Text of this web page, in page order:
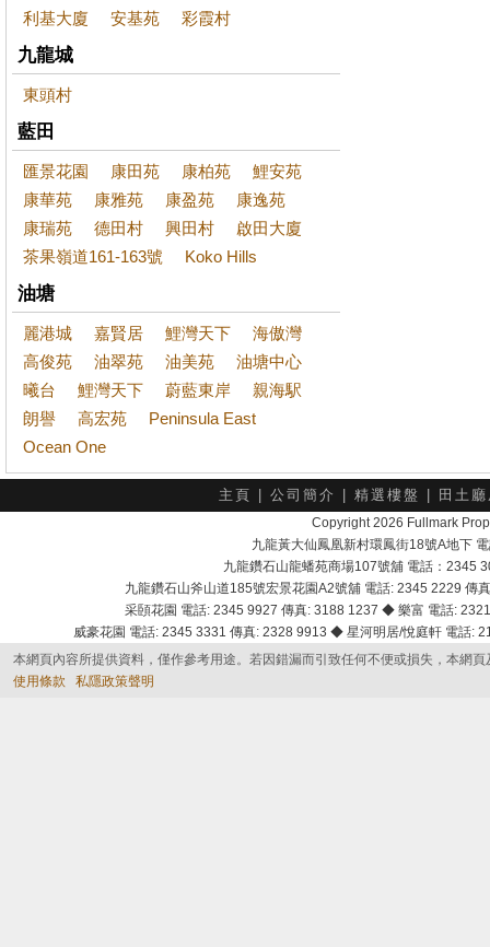
利基大廈 安基苑 彩霞村
九龍城
東頭村
藍田
匯景花園 康田苑 康柏苑
鯉安苑
康華苑
康雅苑 康盈苑
康逸苑
康瑞苑
德田村 興田村
啟田大廈
茶果嶺道161-163號
Koko Hills
油塘
麗港城 嘉賢居 鯉灣天下
海傲灣
高俊苑
油翠苑 油美苑
油塘中心
曦台
鯉灣天下 蔚藍東岸
親海駅
朗譽
高宏苑
Peninsula East
Ocean One
主頁 公司簡介 精選樓盤 田土
Copyright 2026 Fullmark
九龍黃大仙鳳凰新村環鳳街18號A地下
九龍鑽石山龍蟠苑商場107號舖 電話：2345
九龍鑽石山斧山道185號宏景花園A2號舖 電話: 2345 2229
采頣花園 電話: 2345 9927 傳真: 3188 1237 ◆ 樂富 電話:
威豪花園 電話: 2345 3331 傳真: 2328 9913 ◆ 星河明居/悅庭軒 電話
本網頁內容所提供資料，僅作參考用途。若因錯漏而引致任何不便或損失，本網
使用條款
私隱政策聲明